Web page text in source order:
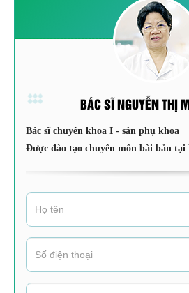
BÁC SĨ NGUYỄN THỊ
Bác sĩ chuyên khoa I - sản phụ khoa
Được đào tạo chuyên môn bài bản tại